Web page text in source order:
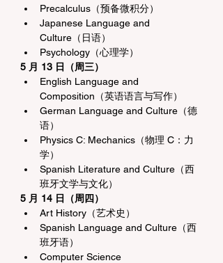
Precalculus（预备微积分）
Japanese Language and
Culture（日语）
Psychology（心理学）
5 月 13 日（周三）
English Language and
Composition（英语语言与写作）
German Language and Culture（德
语）
Physics C: Mechanics（物理 C：力
学）
Spanish Literature and Culture（西
班牙文学与文化）
5 月 14 日（周四）
Art History（艺术史）
Spanish Language and Culture（西
班牙语）
Computer Science